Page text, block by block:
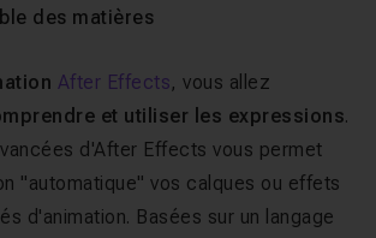
des matières
After Effects, vous allez
et utiliser les expressions.
d'After Effects vous permet
"automatique" vos calques ou effets
d'animation. Basées sur un langage